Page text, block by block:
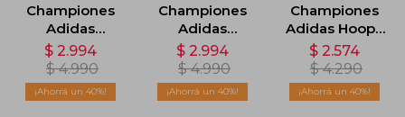
Championes
Adidas
Barreda
Decode -
Blanco
$ 2.994
$ 4.990
40
Championes
Adidas
Barreda
Decode - Rojo
$ 2.994
$ 4.990
40
Championes
Adidas Hoops
4.0 - Blanco
$ 2.574
$ 4.290
40